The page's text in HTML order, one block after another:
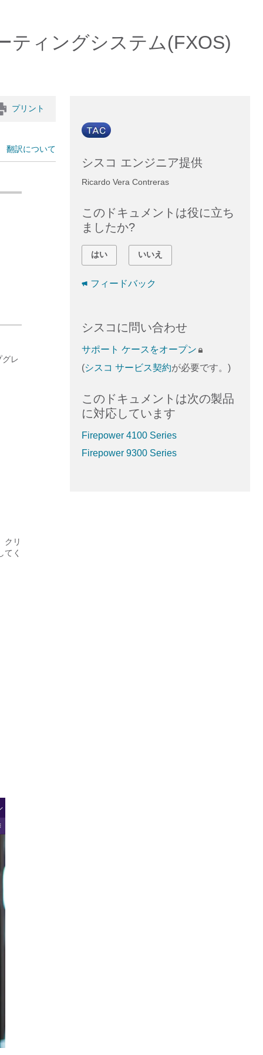
ティングシステム(FXOS)
プリント
翻訳について
レ
クリ
てく
シスコ エンジニア提供
Ricardo Vera Contreras
このドキュメントは役に立ち
ましたか?
はい いいえ
フィードバック
シスコに問い合わせ
サポート ケースをオープン
(シスコ サービス契約が必要です。)
このドキュメントは次の製品
に対応しています
Firepower 4100 Series
Firepower 9300 Series